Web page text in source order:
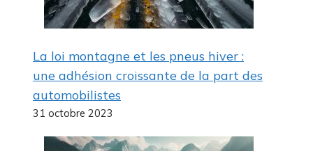
La loi montagne et les pneus hiver :
une adhésion croissante de la part des
automobilistes
31 octobre 2023